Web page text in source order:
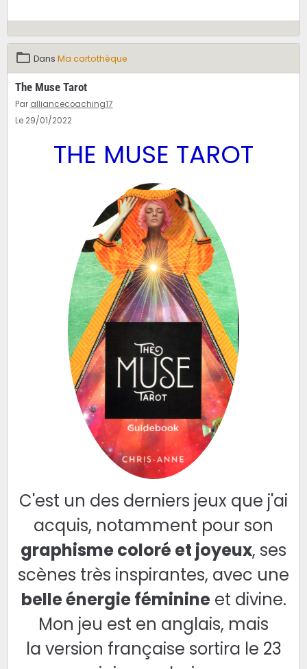
Dans Ma cartothèque
The Muse Tarot
Par alliancecoaching17
Le 29/01/2022
THE MUSE TAROT
C'est un des derniers jeux que j'ai
acquis, notamment pour son
graphisme coloré et joyeux, ses
scènes très inspirantes, avec une
belle énergie féminineet divine.
Mon jeu est en anglais, mais
la version française sortira le 23